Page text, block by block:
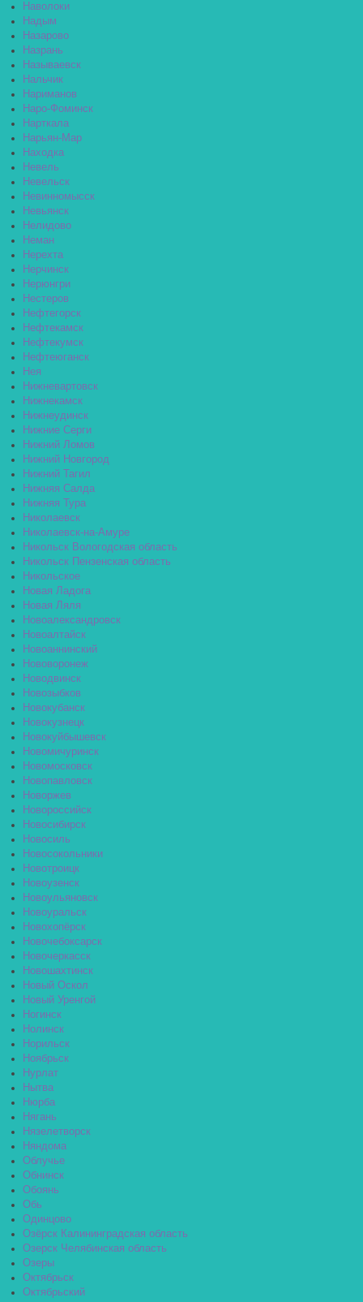
Наволоки
Надым
Назарово
Назрань
Называевск
Нальчик
Нариманов
Наро-Фоминск
Нарткала
Нарьян-Мар
Находка
Невель
Невельск
Невинномысск
Невьянск
Нелидово
Неман
Нерехта
Нерчинск
Нерюнгри
Нестеров
Нефтегорск
Нефтекамск
Нефтекумск
Нефтеюганск
Нея
Нижневартовск
Нижнекамск
Нижнеудинск
Нижние Серги
Нижний Ломов
Нижний Новгород
Нижний Тагил
Нижняя Салда
Нижняя Тура
Николаевск
Николаевск-на-Амуре
Никольск Вологодская область
Никольск Пензенская область
Никольское
Новая Ладога
Новая Ляля
Новоалександровск
Новоалтайск
Новоаннинский
Нововоронеж
Новодвинск
Новозыбков
Новокубанск
Новокузнецк
Новокуйбышевск
Новомичуринск
Новомосковск
Новопавловск
Новоржев
Новороссийск
Новосибирск
Новосиль
Новосокольники
Новотроицк
Новоузенск
Новоульяновск
Новоуральск
Новохопёрск
Новочебоксарск
Новочеркасск
Новошахтинск
Новый Оскол
Новый Уренгой
Ногинск
Нолинск
Норильск
Ноябрьск
Нурлат
Нытва
Нюрба
Нягань
Нязелетворск
Няндома
Облучье
Обнинск
Обоянь
Обь
Одинцово
Озёрск Калининградская область
Озерск Челябинская область
Озеры
Октябрьск
Октябрьский